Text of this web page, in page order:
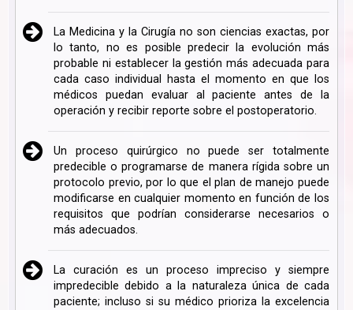
La Medicina y la Cirugía no son ciencias exactas, por
lo tanto, no es posible predecir la evolución más
probable ni establecer la gestión más adecuada para
cada caso individual hasta el momento en que los
médicos puedan evaluar al paciente antes de la
operación y recibir reporte sobre el postoperatorio.
Un proceso quirúrgico no puede ser totalmente
predecible o programarse de manera rígida sobre un
protocolo previo, por lo que el plan de manejo puede
modificarse en cualquier momento en función de los
requisitos que podrían considerarse necesarios o
más adecuados.
La curación es un proceso impreciso y siempre
impredecible debido a la naturaleza única de cada
paciente; incluso si su médico prioriza la excelencia